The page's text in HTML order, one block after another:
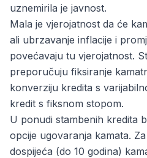
uznemirila je javnost.
Mala je vjerojatnost da će
ali ubrzavanje inflacije i
povećavaju tu vjerojatnost.
preporučuju fiksiranje
konverziju kredita s
kredit s fiksnom stopom.
U ponudi stambenih kredita
opcije ugovaranja kamata.
dospijeća (do 10 godina)